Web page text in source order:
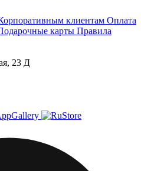
клиентам Оплата
карты Правила
23 Д